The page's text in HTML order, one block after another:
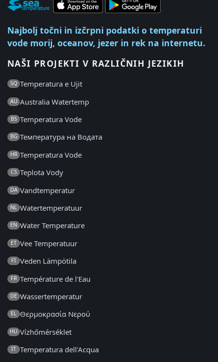
Najbolj točni in izčrpni podatki o temperaturi
vode morij, oceanov, jezer in rek na internetu.
NAŠI PROJEKTI V RAZLIČNIH JEZIKIH
SQ Temperatura e Ujit
AU Australia Watertemp
BS Temperatura Vode
BG Температура на Водата
HR Temperatura Vode
CS Teplota Vody
DA Vandtemperatur
NL Watertemperatuur
EN Water Temperature
ET Vee Temperatuur
FI Veden Lämpötila
FR Température de l'Eau
DE Wassertemperatur
EL Θερμοκρασία Νερού
HU Vízhőmérséklet
IT Temperatura dell'Acqua